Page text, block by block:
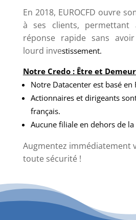
En 2018, EUROCFD ouvre
à ses clients, permettant
réponse rapide sans
lourd investissement.
Notre Credo : Être et
Notre Datacenter est basé en
Actionnaires et dirigeants
français.
Aucune filiale en dehors de la
Augmentez immédiatement
toute sécurité !